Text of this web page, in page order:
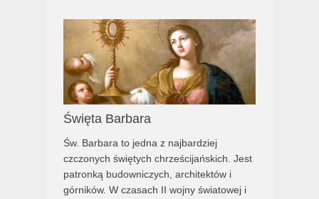
Święta Barbara
Św. Barbara to jedna z najbardziej
czczonych świętych chrześcijańskich. Jest
patronką budowniczych, architektów i
górników. W czasach II wojny światowej i